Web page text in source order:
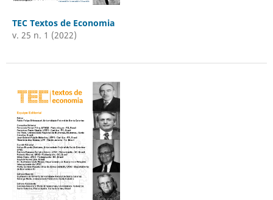
TEC Textos de Economia
v. 25 n. 1 (2022)